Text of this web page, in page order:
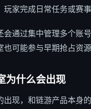
玩家完成日常任务或赛
会通过集中管理多个账
也可能参与早期抢占资
为什么会出现
出现，和链游产品本身